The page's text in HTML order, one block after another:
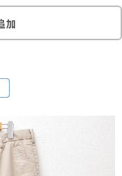
ザ・ノース・フェイ
ス
ラッセル・アスレチ
ック